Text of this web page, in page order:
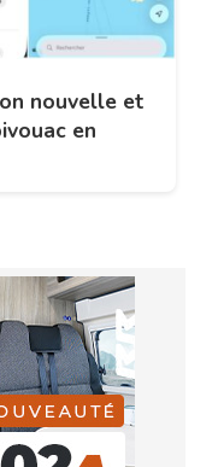
nouvelle et
en